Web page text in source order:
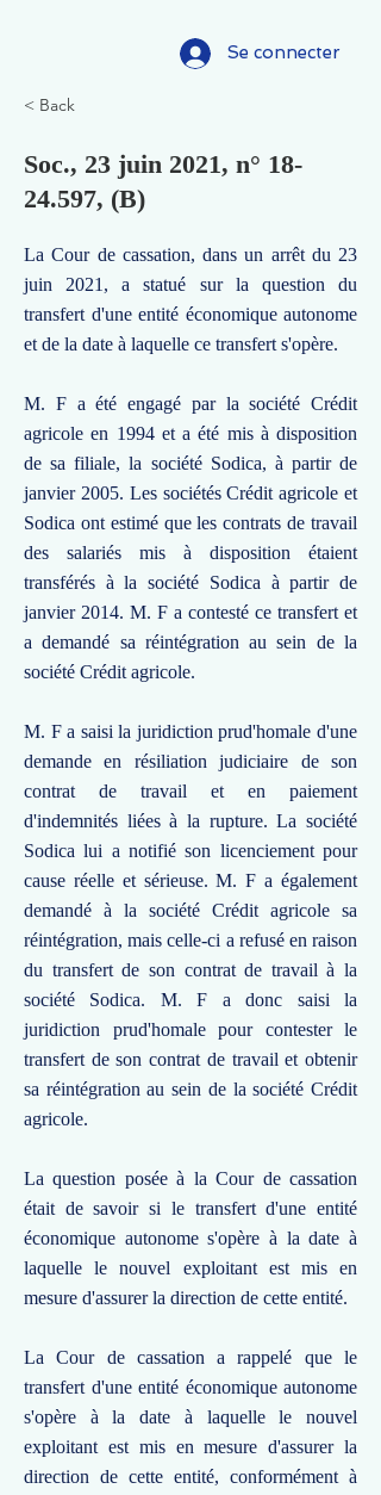
Se connecter
< Back
Soc., 23 juin 2021, n° 18-
24.597, (B)
La Cour de cassation, dans un arrêt du 23
juin 2021, a statué sur la question du
transfert d'une entité économique autonome
et de la date à laquelle ce transfert s'opère.
M. F a été engagé par la société Crédit
agricole en 1994 et a été mis à disposition
de sa filiale, la société Sodica, à partir de
janvier 2005. Les sociétés Crédit agricole et
Sodica ont estimé que les contrats de travail
des salariés mis à disposition étaient
transférés à la société Sodica à partir de
janvier 2014. M. F a contesté ce transfert et
a demandé sa réintégration au sein de la
société Crédit agricole.
M. F a saisi la juridiction prud'homale d'une
demande en résiliation judiciaire de son
contrat de travail et en paiement
d'indemnités liées à la rupture. La société
Sodica lui a notifié son licenciement pour
cause réelle et sérieuse. M. F a également
demandé à la société Crédit agricole sa
réintégration, mais celle-ci a refusé en raison
du transfert de son contrat de travail à la
société Sodica. M. F a donc saisi la
juridiction prud'homale pour contester le
transfert de son contrat de travail et obtenir
sa réintégration au sein de la société Crédit
agricole.
La question posée à la Cour de cassation
était de savoir si le transfert d'une entité
économique autonome s'opère à la date à
laquelle le nouvel exploitant est mis en
mesure d'assurer la direction de cette entité.
La Cour de cassation a rappelé que le
transfert d'une entité économique autonome
s'opère à la date à laquelle le nouvel
exploitant est mis en mesure d'assurer la
direction de cette entité, conformément à